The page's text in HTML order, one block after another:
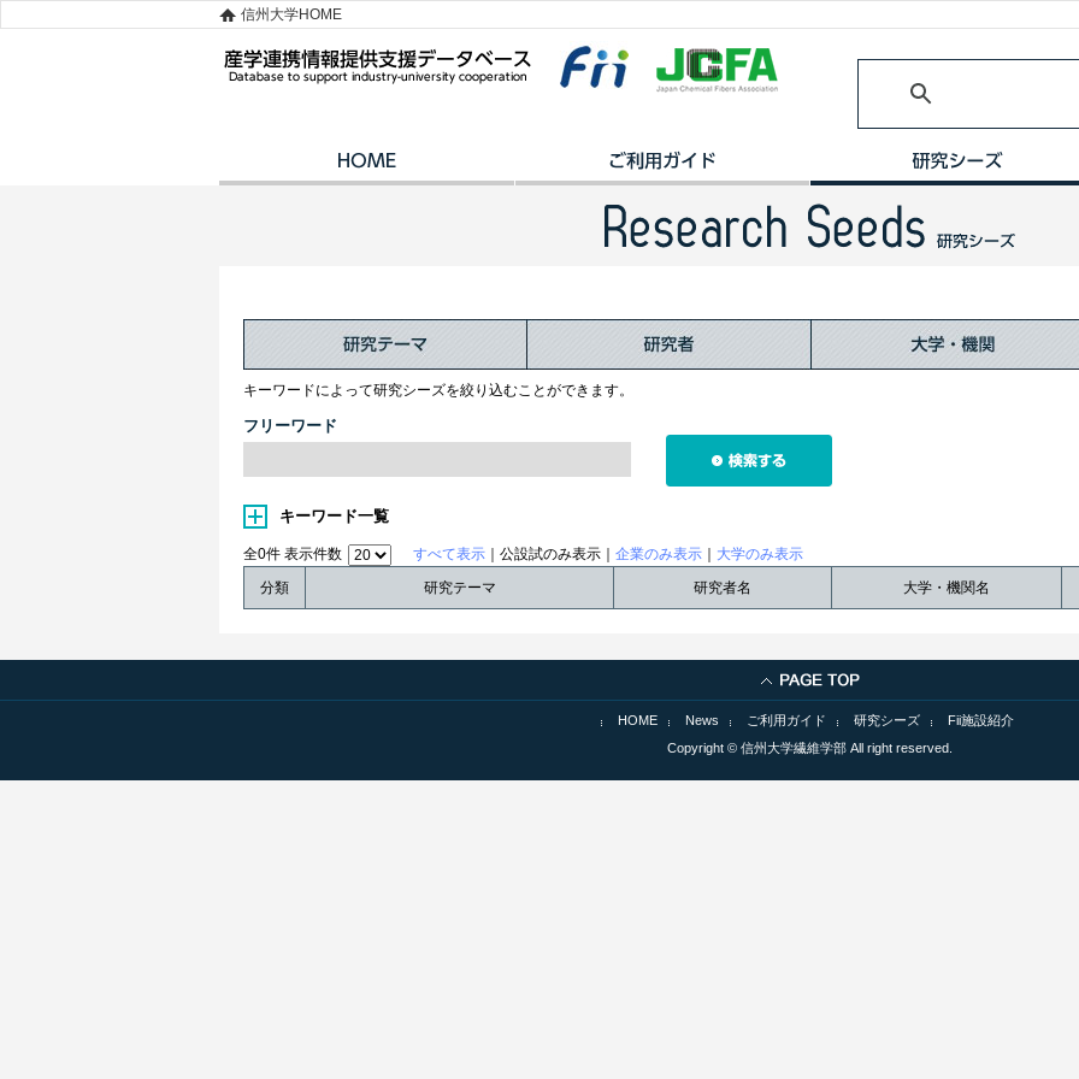
信州大学HOME
キーワードによって研究シーズを絞り込むことができます。
フリーワード
キーワード一覧
全0件 表示件数 すべて表示 ｜公設試のみ表示｜ 企業のみ表示
大学のみ表示
分類
研究テーマ 研究者名 大学・機関名
HOME News ご利用ガイド 研究シーズ
Fii施設紹介
Copyright © 信州大学繊維学部 All right reserved.